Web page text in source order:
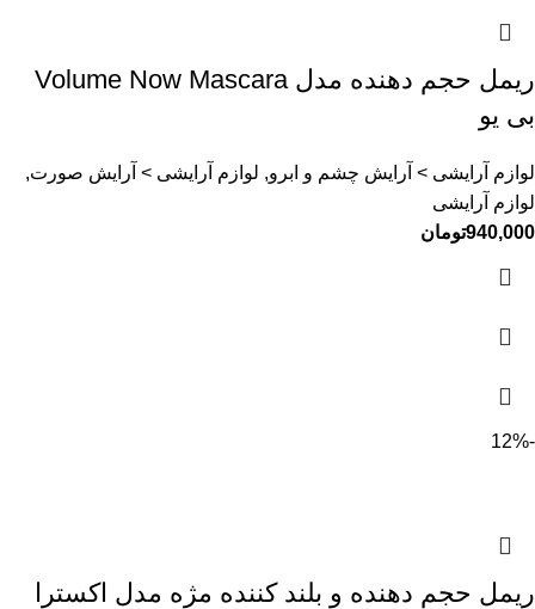
ریمل حجم دهنده مدل Volume Now Mascara
بی یو
لوازم آرایشی > آرایش چشم و ابرو, لوازم آرایشی > آرایش صورت,
لوازم آرایشی
940,000تومان
-12%
ریمل حجم دهنده و بلند کننده مژه مدل اکسترا